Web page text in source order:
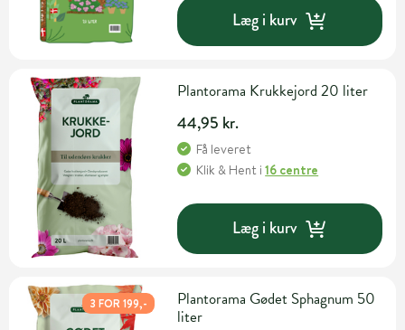
Læg i kurv
Plantorama Krukkejord 20 liter
44,95 kr.
Få leveret
Klik & Hent i16 centre
Læg i kurv
3 FOR 199,-
Plantorama Gødet Sphagnum 50
liter